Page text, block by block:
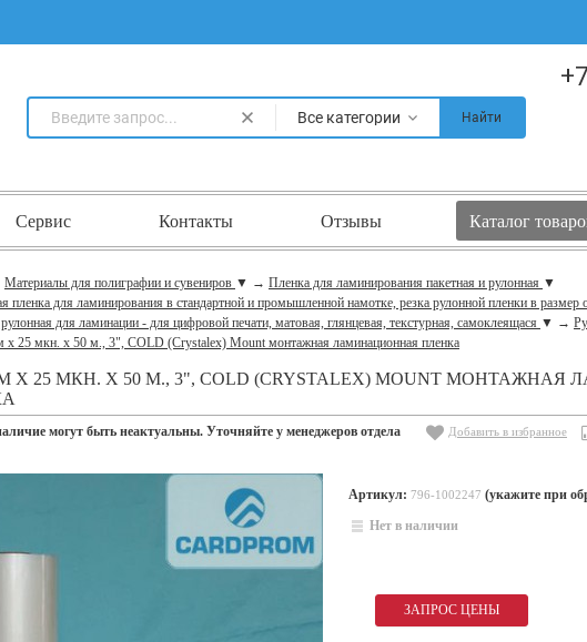
Все категории Найти
Сервис Контакты Отзывы Каталог
Материалы для полиграфии и сувениров ▼ → Пленка для ламинирования пакетная и рулонная ▼
пленка для ламинирования в стандартной и промышленной намотке, резка рулонной пленки в размер
для ламинации - для цифровой печати, матовая, глянцевая, текстурная, самоклеящася ▼ →
x 25 мкн. x 50 м., 3", COLD (Crystalex) Mount монтажная ламинационная пленка
X 25 МКН. X 50 М., 3", COLD (CRYSTALEX) MOUNT
могут быть неактуальны. Уточняйте у менеджеров отдела
Добавить в избранное
Артикул: 796-1002247 (укажите при
Нет в наличии